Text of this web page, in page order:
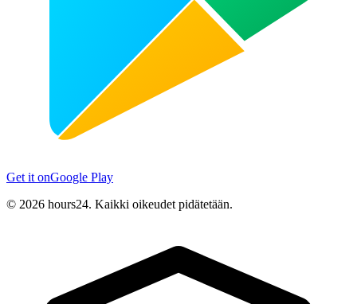
Get it onGoogle Play
© 2026 hours24. Kaikki oikeudet pidätetään.